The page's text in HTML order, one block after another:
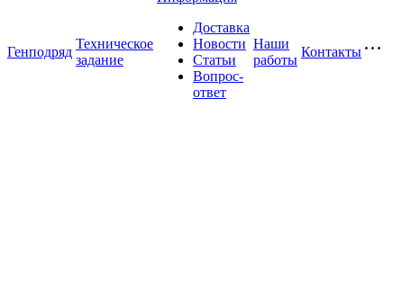
Генподряд
Техническое
задание
Доставка
Новости
Статьи
Вопрос-
ответ
Наши
работы
Контакты